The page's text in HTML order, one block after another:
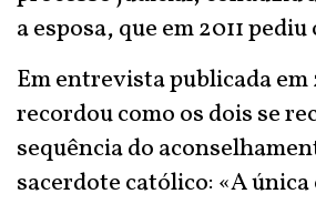
a esposa, que em 2011
Em entrevista publicada em
recordou como os dois se
sequência do
sacerdote católico: «A única